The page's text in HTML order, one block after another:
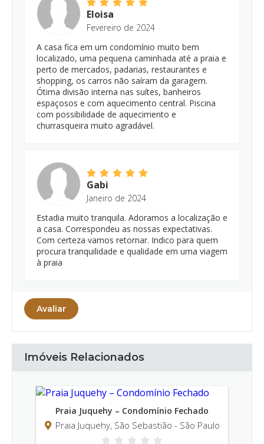
Eloisa
Fevereiro de 2024
A casa fica em um condomínio muito bem
localizado, uma pequena caminhada até a praia e
perto de mercados, padarias, restaurantes e
shopping, os carros não saíram da garagem.
Ótima divisão interna nas suítes, banheiros
espaçosos e com aquecimento central. Piscina
com possibilidade de aquecimento e
churrasqueira muito agradável.
Gabi
Janeiro de 2024
Estadia muito tranquila. Adoramos a localização e
a casa. Correspondeu as nossas expectativas.
Com certeza vamos retornar. Indico para quem
procura tranquilidade e qualidade em uma viagem
à praia
Avaliar
Imóveis Relacionados